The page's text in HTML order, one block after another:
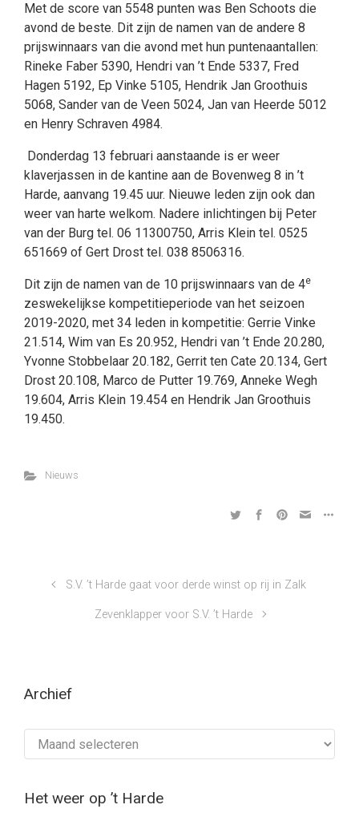
Met de score van 5548 punten was Ben Schoots die
avond de beste. Dit zijn de namen van de andere 8
prijswinnaars van die avond met hun puntenaantallen:
Rineke Faber 5390, Hendri van ’t Ende 5337, Fred
Hagen 5192, Ep Vinke 5105, Hendrik Jan Groothuis
5068, Sander van de Veen 5024, Jan van Heerde 5012
en Henry Schraven 4984.
Donderdag 13 februari aanstaande is er weer
klaverjassen in de kantine aan de Bovenweg 8 in ’t
Harde, aanvang 19.45 uur. Nieuwe leden zijn ook dan
weer van harte welkom. Nadere inlichtingen bij Peter
van der Burg tel. 06 11300750, Arris Klein tel. 0525
651669 of Gert Drost tel. 038 8506316.
Dit zijn de namen van de 10 prijswinnaars van de 4e
zeswekelijkse kompetitieperiode van het seizoen
2019-2020, met 34 leden in kompetitie: Gerrie Vinke
21.514, Wim van Es 20.952, Hendri van ’t Ende 20.280,
Yvonne Stobbelaar 20.182, Gerrit ten Cate 20.134, Gert
Drost 20.108, Marco de Putter 19.769, Anneke Wegh
19.604, Arris Klein 19.454 en Hendrik Jan Groothuis
19.450.
Nieuws
S.V. ’t Harde gaat voor derde winst op rij in Zalk
Zevenklapper voor S.V. ’t Harde
Archief
Het weer op ’t Harde